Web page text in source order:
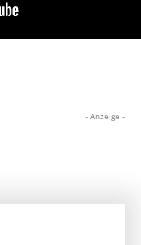
- Anzeige -